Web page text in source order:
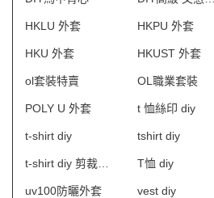
HKLU 外套 HKPU 外套
HKU 外套 HKUST 外套
ol套裝特賣 OL職業套裝
POLY U 外套 t 恤絲印 diy
t-shirt diy tshirt diy
T恤 diy
uv100防曬外套 vest diy